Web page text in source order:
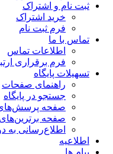
ثبت نام و اشتراک
خرید اشتراک
فرم ثبت نام
تماس با ما
اطلاعات تماس
فرم برقراری
تسهیلات پایگاه
راهنمای صفحات
جستجو در پایگاه
صفحه پرسش‌های
صفحه برترین‌های
اطلاع‌رسانی به
اطلاعیه
پیام ها